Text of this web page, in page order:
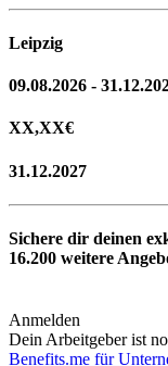
Leipzig
09.08.2026 -
XX,XX€
31.12.2027
Sichere dir deinen
16.200 weitere
Anmelden
Dein Arbeitgeber ist
Benefits.me für